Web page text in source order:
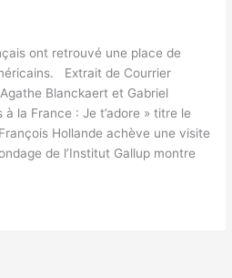
ont retrouvé une place de
Extrait de Courrier
Blanckaert et Gabriel
la France : Je t’adore » titre le
Hollande achève une visite
de l’Institut Gallup montre